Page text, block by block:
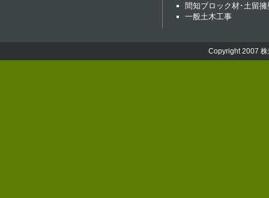
間知ブロック材･土留
一般土木工事
Copyright 2007